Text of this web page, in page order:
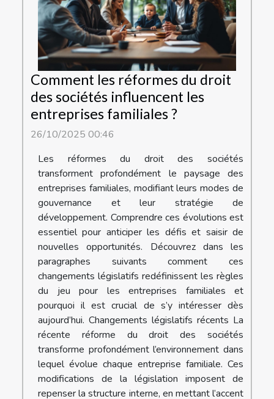
Comment les réformes du droit
des sociétés influencent les
entreprises familiales ?
26/10/2025 00:46
Les réformes du droit des sociétés
transforment profondément le paysage des
entreprises familiales, modifiant leurs modes de
gouvernance et leur stratégie de
développement. Comprendre ces évolutions est
essentiel pour anticiper les défis et saisir de
nouvelles opportunités. Découvrez dans les
paragraphes suivants comment ces
changements législatifs redéfinissent les règles
du jeu pour les entreprises familiales et
pourquoi il est crucial de s’y intéresser dès
aujourd’hui. Changements législatifs récents La
récente réforme du droit des sociétés
transforme profondément l’environnement dans
lequel évolue chaque entreprise familiale. Ces
modifications de la législation imposent de
repenser la structure interne, en mettant l’accent